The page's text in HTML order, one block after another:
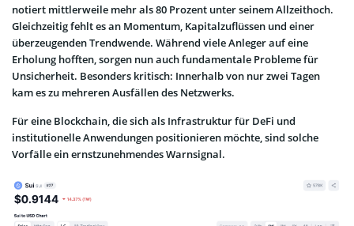
notiert mittlerweile mehr als 80 Prozent unter seinem Allzeithoch.
Gleichzeitig fehlt es an Momentum, Kapitalzuflüssen und einer
überzeugenden Trendwende. Während viele Anleger auf eine
Erholung hofften, sorgen nun auch fundamentale Probleme für
Unsicherheit. Besonders kritisch: Innerhalb von nur zwei Tagen
kam es zu mehreren Ausfällen des Netzwerks.
Für eine Blockchain, die sich als Infrastruktur für DeFi und
institutionelle Anwendungen positionieren möchte, sind solche
Vorfälle ein ernstzunehmendes Warnsignal.